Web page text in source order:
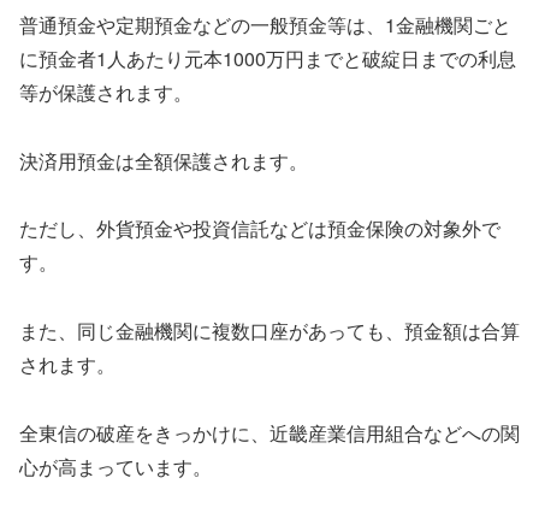
普通預金や定期預金などの一般預金等は、1金融機関ごと
に預金者1人あたり元本1000万円までと破綻日までの利息
等が保護されます。
決済用預金は全額保護されます。
ただし、外貨預金や投資信託などは預金保険の対象外で
す。
また、同じ金融機関に複数口座があっても、預金額は合算
されます。
全東信の破産をきっかけに、近畿産業信用組合などへの関
心が高まっています。